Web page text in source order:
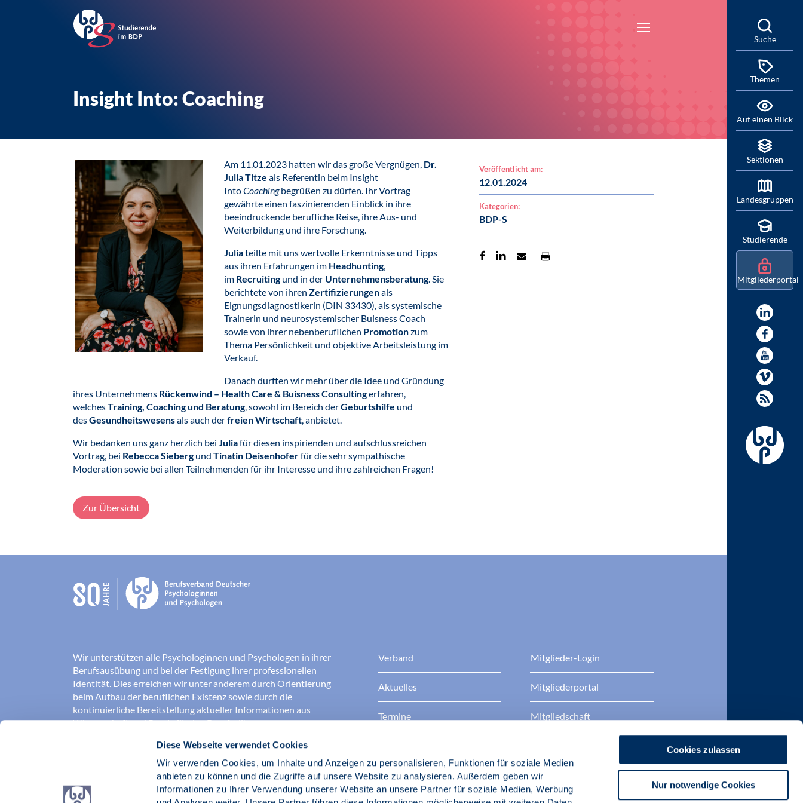
Diese Webseite verwendet Cookies
Wir verwenden Cookies, um Inhalte und Anzeigen zu personalisieren, Funktionen für soziale Medien
anbieten zu können und die Zugriffe auf unsere Website zu analysieren. Außerdem geben wir
Informationen zu Ihrer Verwendung unserer Website an unsere Partner für soziale Medien, Werbung
Cookies zulassen
Nur notwendige Cookies
Insight Into: Coaching
Am 11.01.2023 hatten wir das große Vergnügen, Dr.
Julia Titze als Referentin beim Insight
IntoCoachingbegrüßen zu dürfen. Ihr Vortrag
gewährte einen faszinierenden Einblick in ihre
beeindruckende berufliche Reise, ihre Aus- und
Weiterbildung und ihre Forschung.
Juliateilte mit uns wertvolle Erkenntnisse und Tipps
aus ihren Erfahrungen im Headhunting,
im Recruitingund in der Unternehmensberatung. Sie
berichtete von ihren Zertifizierungenals
Eignungsdiagnostikerin (DIN 33430), als systemische
Trainerin und neurosystemischer Buisness Coach
sowie von ihrer nebenberuflichen Promotionzum
Thema Persönlichkeit und objektive Arbeitsleistung im
Verkauf.
Danach durften wir mehr über die Idee und Gründung
ihres Unternehmens Rückenwind – Health Care & Buisness Consultingerfahren,
welchesTraining, Coaching und Beratung, sowohl im Bereich derGeburtshilfe und
desGesundheitswesensals auch derfreien Wirtschaft,anbietet.
Wir bedanken uns ganz herzlich bei Juliafür diesen inspirienden und aufschlussreichen
Vortrag, bei Rebecca Sieberg und Tinatin Deisenhoferfür die sehr sympathische
Moderation sowie bei allen Teilnehmenden für ihr Interesse und ihre zahlreichen Fragen!
Veröffentlicht am:
12.01.2024
Kategorien:
BDP-S
Zur Übersicht
Wir unterstützen alle Psychologinnen und Psychologen in ihrer
Berufsausübung und bei der Festigung ihrer professionellen
Identität. Dies erreichen wir unter anderem durch Orientierung
beim Aufbau der beruflichen Existenz sowie durch die
kontinuierliche Bereitstellung aktueller Informationen aus
Wissenschaft und Praxis für den Berufsalltag.
Wir erschließen und sichern Berufsfelder und sorgen dafür, dass
Erkenntnisse der Psychologie kompetent und verantwortungsvoll
umgesetzt werden. Darüber hinaus stärken wir das Ansehen aller
Psychologinnen und Psychologen in der Öffentlichkeit und
Verband
Aktuelles
Termine
Berufsethik
Mitglieder-Login
Mitgliederportal
Mitgliedschaft
BDP Zertifizierungen
Suche
Themen
Auf einen Blick
Sektionen
Landesgruppen
Studierende
Mitgliederportal